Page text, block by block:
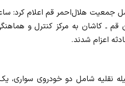
در کیلومتر ۳۵ اتوبان قم ـ کاشان به
اعزام شدند.
نقلیه شامل دو خودروی سواری،